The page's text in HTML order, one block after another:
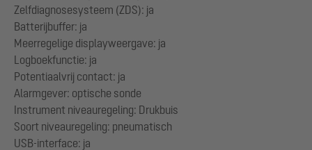
Zelfdiagnosesysteem (ZDS): ja
Batterijbuffer: ja
Meerregelige displayweergave: ja
Logboekfunctie: ja
Potentiaalvrij contact: ja
Alarmgever: optische sonde
Instrument niveauregeling: Drukbuis
Soort niveauregeling: pneumatisch
USB-interface: ja